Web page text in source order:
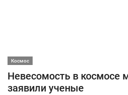
Космос
Невесомость в космосе
заявили ученые